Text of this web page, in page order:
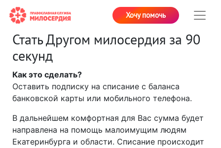
Хочу помочь
Стать Другом милосердия за 90
секунд
Как это сделать?
Оставить подписку на списание с баланса
банковской карты или мобильного телефона.
В дальнейшем комфортная для Вас сумма будет
направлена на помощь малоимущим людям
Екатеринбурга и области. Списание происходит